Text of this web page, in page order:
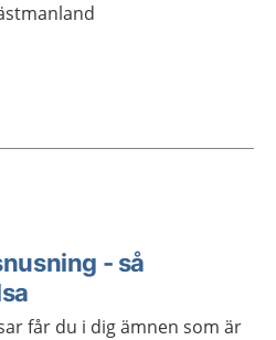
- så
får du i dig ämnen som är